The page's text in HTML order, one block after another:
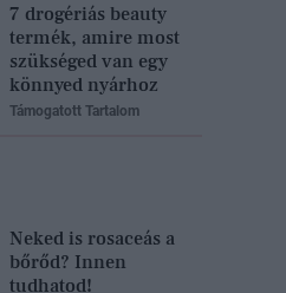
7 drogériás beauty
termék, amire most
szükséged van egy
könnyed nyárhoz
Támogatott Tartalom
Neked is rosaceás a
bőrőd? Innen
tudhatod!